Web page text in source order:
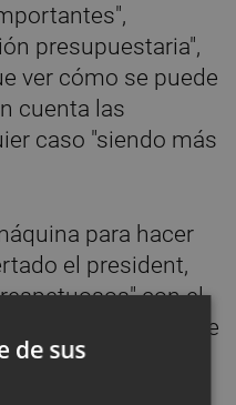
presupuestaria",
ver cómo se puede
cuenta las
caso "siendo más
para hacer
el president,
con el
y a partir de
"desde la
en todo lo que
de sus